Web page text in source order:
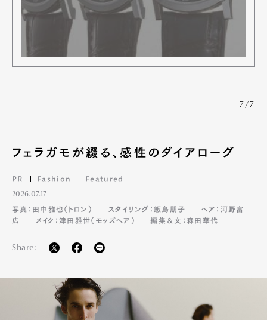
7/7
フェラガモが綴る、感性のダイアローグ
PR Fashion Featured
2026.07.17
写真：田中雅也（トロン）
スタイリング：飯島朋子
ヘア：河野富
広
メイク：津田雅世（モッズヘア） 編集＆文：森田華代
Share: